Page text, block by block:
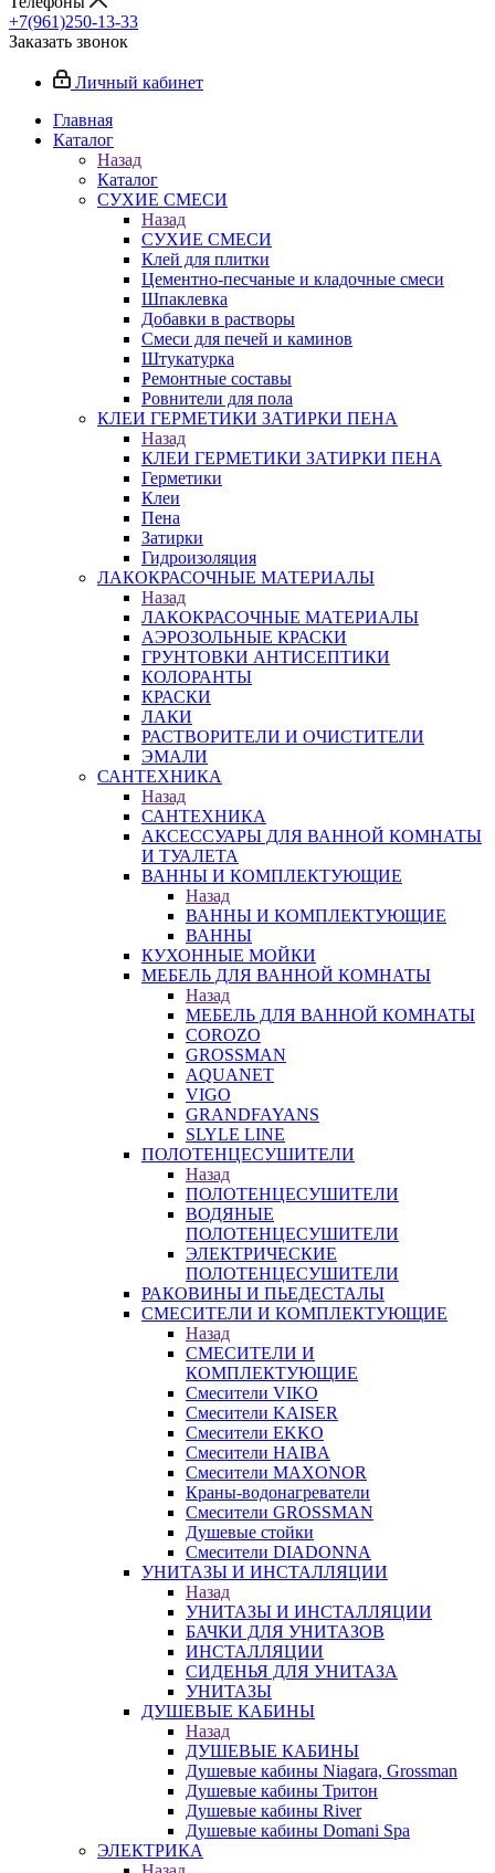
+7(961)250-13-33
Заказать звонок
Личный кабинет
Главная
Каталог
Назад
Каталог
СУХИЕ СМЕСИ
Назад
СУХИЕ СМЕСИ
Клей для плитки
Цементно-песчаные и кладочные смеси
Шпаклевка
Добавки в растворы
Смеси для печей и каминов
Штукатурка
Ремонтные составы
Ровнители для пола
КЛЕИ ГЕРМЕТИКИ ЗАТИРКИ ПЕНА
Назад
КЛЕИ ГЕРМЕТИКИ ЗАТИРКИ ПЕНА
Герметики
Клеи
Пена
Затирки
Гидроизоляция
ЛАКОКРАСОЧНЫЕ МАТЕРИАЛЫ
Назад
ЛАКОКРАСОЧНЫЕ МАТЕРИАЛЫ
АЭРОЗОЛЬНЫЕ КРАСКИ
ГРУНТОВКИ АНТИСЕПТИКИ
КОЛОРАНТЫ
КРАСКИ
ЛАКИ
РАСТВОРИТЕЛИ И ОЧИСТИТЕЛИ
ЭМАЛИ
САНТЕХНИКА
Назад
САНТЕХНИКА
АКСЕССУАРЫ ДЛЯ ВАННОЙ КОМНАТЫ
И ТУАЛЕТА
ВАННЫ И КОМПЛЕКТУЮЩИЕ
Назад
ВАННЫ И КОМПЛЕКТУЮЩИЕ
ВАННЫ
КУХОННЫЕ МОЙКИ
МЕБЕЛЬ ДЛЯ ВАННОЙ КОМНАТЫ
Назад
МЕБЕЛЬ ДЛЯ ВАННОЙ КОМНАТЫ
COROZO
GROSSMAN
AQUANET
VIGO
GRANDFAYANS
SLYLE LINE
ПОЛОТЕНЦЕСУШИТЕЛИ
Назад
ПОЛОТЕНЦЕСУШИТЕЛИ
ВОДЯНЫЕ
ПОЛОТЕНЦЕСУШИТЕЛИ
ЭЛЕКТРИЧЕСКИЕ
ПОЛОТЕНЦЕСУШИТЕЛИ
РАКОВИНЫ И ПЬЕДЕСТАЛЫ
СМЕСИТЕЛИ И КОМПЛЕКТУЮЩИЕ
Назад
СМЕСИТЕЛИ И
КОМПЛЕКТУЮЩИЕ
Смесители VIKO
Смесители KAISER
Смесители EKKO
Смесители HAIBA
Смесители MAXONOR
Краны-водонагреватели
Смесители GROSSMAN
Душевые стойки
Смесители DIADONNA
УНИТАЗЫ И ИНСТАЛЛЯЦИИ
Назад
УНИТАЗЫ И ИНСТАЛЛЯЦИИ
БАЧКИ ДЛЯ УНИТАЗОВ
ИНСТАЛЛЯЦИИ
СИДЕНЬЯ ДЛЯ УНИТАЗА
УНИТАЗЫ
ДУШЕВЫЕ КАБИНЫ
Назад
ДУШЕВЫЕ КАБИНЫ
Душевые кабины Niagara, Grossman
Душевые кабины Тритон
Душевые кабины River
Душевые кабины Domani Spa
ЭЛЕКТРИКА